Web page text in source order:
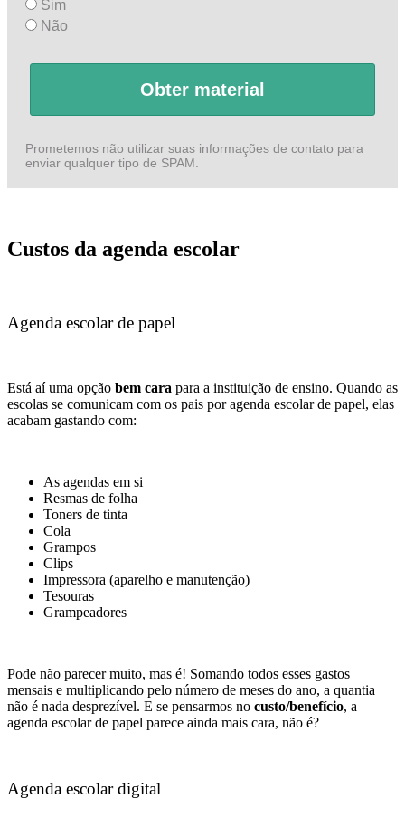
Sim
Não
Obter material
Prometemos não utilizar suas informações de contato para
enviar qualquer tipo de SPAM.
Custos da agenda escolar
Agenda escolar de papel
Está aí uma opção bem cara para a instituição de ensino. Quando as
escolas se comunicam com os pais por agenda escolar de papel, elas
acabam gastando com:
As agendas em si
Resmas de folha
Toners de tinta
Cola
Grampos
Clips
Impressora (aparelho e manutenção)
Tesouras
Grampeadores
Pode não parecer muito, mas é! Somando todos esses gastos
mensais e multiplicando pelo número de meses do ano, a quantia
não é nada desprezível. E se pensarmos no custo/benefício, a
agenda escolar de papel parece ainda mais cara, não é?
Agenda escolar digital